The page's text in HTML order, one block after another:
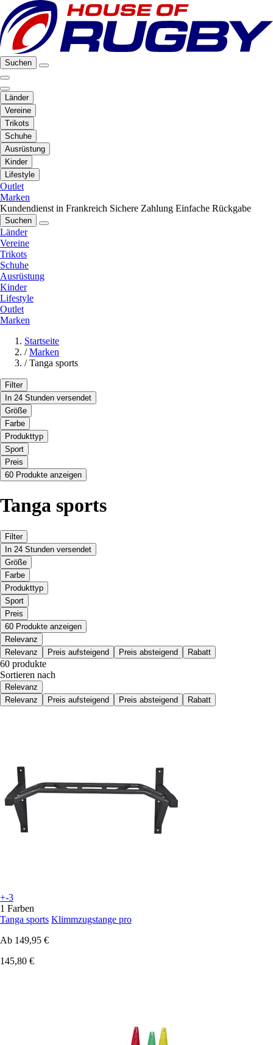
Suchen
Länder
Vereine
Trikots
Schuhe
Ausrüstung
Kinder
Lifestyle
Outlet
Marken
Kundendienst in Frankreich Sichere Zahlung Einfache Rückgabe
Suchen
Länder
Vereine
Trikots
Schuhe
Ausrüstung
Kinder
Lifestyle
Outlet
Marken
Startseite
/ Marken
/ Tanga sports
Filter
In 24 Stunden versendet
Größe
Farbe
Produkttyp
Sport
Preis
60 Produkte anzeigen
Tanga sports
Filter
In 24 Stunden versendet
Größe
Farbe
Produkttyp
Sport
Preis
60 Produkte anzeigen
Relevanz
Relevanz
Preis aufsteigend Preis absteigend Rabatt
60 produkte
Sortieren nach
Relevanz
Relevanz
Preis aufsteigend Preis absteigend Rabatt
+-3
1 Farben
Tanga sports Klimmzugstange pro
Ab 149,95 €
145,80 €